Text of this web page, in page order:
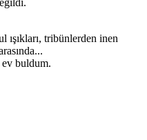
tribünlerden inen
ev buldum.